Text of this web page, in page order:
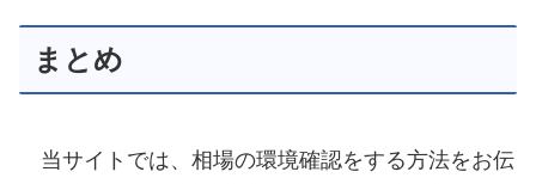
まとめ
当サイトでは、相場の環境確認をする方法をお伝